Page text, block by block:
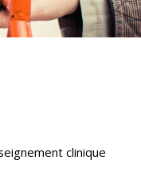
clinique